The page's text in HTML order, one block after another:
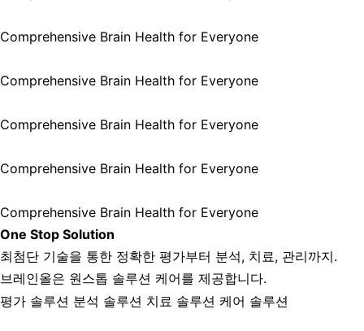
Comprehensive Brain Health for Everyone
Comprehensive Brain Health for Everyone
Comprehensive Brain Health for Everyone
Comprehensive Brain Health for Everyone
Comprehensive Brain Health for Everyone
One Stop Solution
최첨단 기술을 통한 정확한 평가부터 분석, 치료, 관리까지.
브레인올은 원스톱 솔루션 케어를 제공합니다.
평가 솔루션 분석 솔루션 치료 솔루션 케어 솔루션